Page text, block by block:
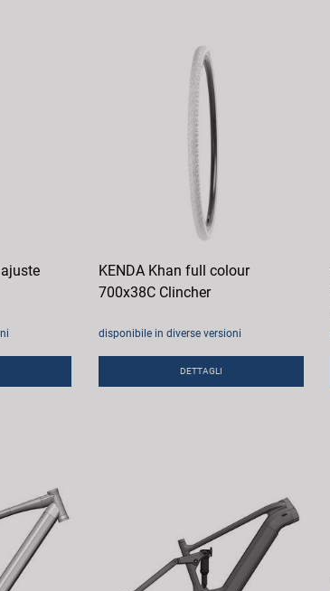
KENDA Khan full colour
700x38C Clincher
disponibile in diverse versioni
DETTAGLI